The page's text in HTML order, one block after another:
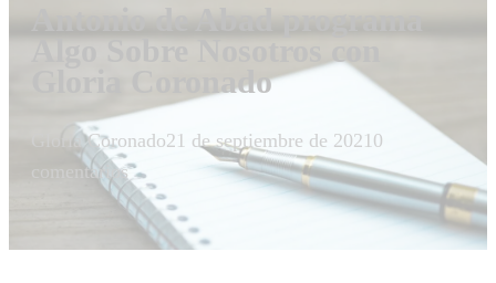
Antonio de Abad programa
Gloria Coronado
Gloria Coronado21 de septiembre de 2021 0
comentarios